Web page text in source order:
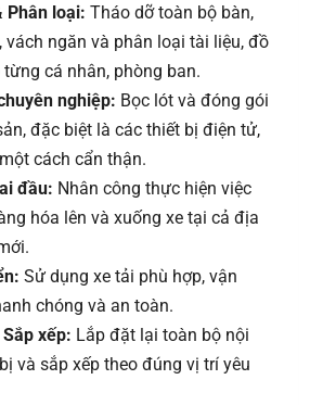
Phân loại: Tháo dỡ toàn bộ bàn,
vách ngăn và phân loại tài liệu, đồ
cá nhân, phòng ban.
nghiệp: Bọc lót và đóng gói
đặc biệt là các thiết bị điện tử,
cách cẩn thận.
đầu: Nhân công thực hiện việc
hóa lên và xuống xe tại cả địa
Sử dụng xe tải phù hợp, vận
chóng và an toàn.
xếp: Lắp đặt lại toàn bộ nội
và sắp xếp theo đúng vị trí yêu